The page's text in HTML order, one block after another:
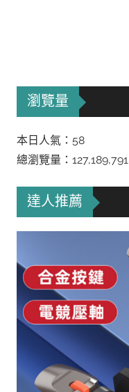
瀏覽量
本日人氣：58
總瀏覽量：127,189,791
達人推薦